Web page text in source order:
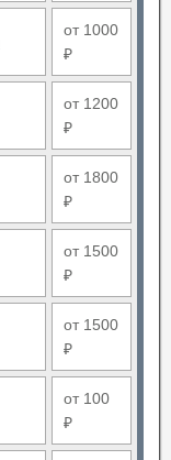
от 1000
₽
от 1200
₽
от 1800
₽
от 1500
₽
от 1500
₽
от 100
₽